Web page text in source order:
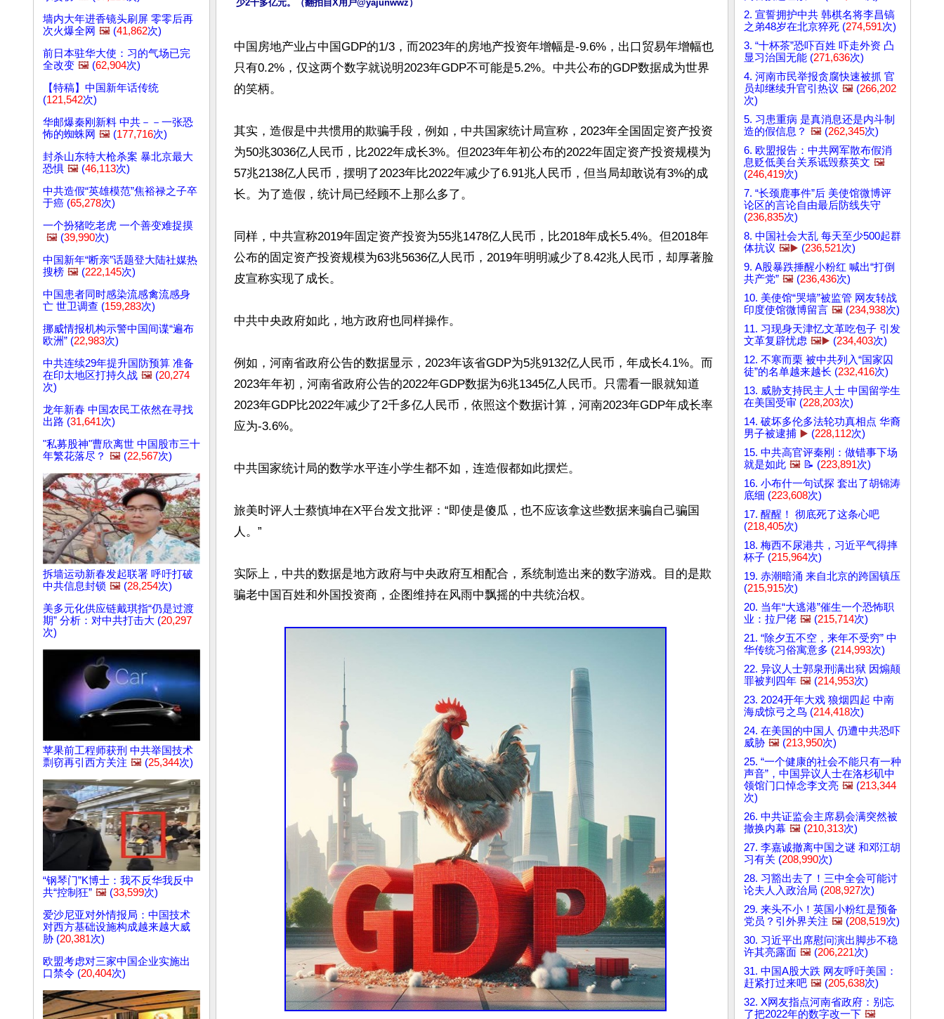
墙内大年进香镜头刷屏 零零后再
次火爆全网 🖼️ (41,862次)
前日本驻华大使：习的气场已完
全改变 🖼️ (62,904次)
【特稿】中国新年话传统
(121,542次)
华邮爆秦刚新料 中共－－一张恐
怖的蜘蛛网 🖼️ (177,716次)
封杀山东特大枪杀案 暴北京最大
恐惧 🖼️ (46,113次)
中共造假“英雄模范”焦裕禄之子卒
于癌 (65,278次)
一个扮猪吃老虎 一个善变难捉摸
🖼️ (39,990次)
中国新年“断亲”话题登大陆社媒热
搜榜 🖼️ (222,145次)
中国患者同时感染流感禽流感身
亡 世卫调查 (159,283次)
挪威情报机构示警中国间谍“遍布
欧洲” (22,983次)
中共连续29年提升国防预算 准备
在印太地区打持久战 🖼️ (20,274
次)
龙年新春 中国农民工依然在寻找
出路 (31,641次)
"私募股神"曹欣离世 中国股市三十
年繁花落尽？ 🖼️ (22,567次)
拆墙运动新春发起联署 呼吁打破
中共信息封锁 🖼️ (28,254次)
美多元化供应链戴琪指“仍是过渡
期” 分析：对中共打击大 (20,297
次)
苹果前工程师获刑 中共举国技术
剽窃再引西方关注 🖼️ (25,344次)
“钢琴门”K博士：我不反华我反中
共“控制狂” 🖼️ (33,599次)
爱沙尼亚对外情报局：中国技术
对西方基础设施构成越来越大威
胁 (20,381次)
欧盟考虑对三家中国企业实施出
口禁令 (20,404次)
少2千多亿元。（翻拍自X用户@yajunwwz）
中国房地产业占中国GDP的1/3，而2023年的房地产投资年增幅是-9.6%，出口贸易年增幅也
只有0.2%，仅这两个数字就说明2023年GDP不可能是5.2%。中共公布的GDP数据成为世界
的笑柄。
其实，造假是中共惯用的欺骗手段，例如，中共国家统计局宣称，2023年全国固定资产投资
为50兆3036亿人民币，比2022年成长3%。但2023年年初公布的2022年固定资产投资规模为
57兆2138亿人民币，摆明了2023年比2022年减少了6.91兆人民币，但当局却敢说有3%的成
长。为了造假，统计局已经顾不上那么多了。
同样，中共宣称2019年固定资产投资为55兆1478亿人民币，比2018年成长5.4%。但2018年
公布的固定资产投资规模为63兆5636亿人民币，2019年明明减少了8.42兆人民币，却厚著脸
皮宣称实现了成长。
中共中央政府如此，地方政府也同样操作。
例如，河南省政府公告的数据显示，2023年该省GDP为5兆9132亿人民币，年成长4.1%。而
2023年年初，河南省政府公告的2022年GDP数据为6兆1345亿人民币。只需看一眼就知道
2023年GDP比2022年减少了2千多亿人民币，依照这个数据计算，河南2023年GDP年成长率
应为-3.6%。
中共国家统计局的数学水平连小学生都不如，连造假都如此摆烂。
旅美时评人士蔡慎坤在X平台发文批评：“即使是傻瓜，也不应该拿这些数据来骗自己骗国
人。”
实际上，中共的数据是地方政府与中央政府互相配合，系统制造出来的数字游戏。目的是欺
骗老中国百姓和外国投资商，企图维持在风雨中飘摇的中共统治权。
2. 宣誓拥护中共 韩棋名将李昌镐
之弟48岁在北京猝死 (274,591次)
3. “十杯茶”恐吓百姓 吓走外资 凸
显习治国无能 (271,636次)
4. 河南市民举报贪腐快速被抓 官
员却继续升官引热议 🖼️ (266,202
次)
5. 习患重病 是真消息还是内斗制
造的假信息？ 🖼️ (262,345次)
6. 欧盟报告：中共网军散布假消
息贬低美台关系诋毁蔡英文 🖼️
(246,419次)
7. “长颈鹿事件”后 美使馆微博评
论区的言论自由最后防线失守
(236,835次)
8. 中国社会大乱 每天至少500起群
体抗议 🖼️▶️ (236,521次)
9. A股暴跌捶醒小粉红 喊出“打倒
共产党” 🖼️ (236,436次)
10. 美使馆“哭墙”被监管 网友转战
印度使馆微博留言 🖼️ (234,938次)
11. 习现身天津忆文革吃包子 引发
文革复辟忧虑 🖼️▶️ (234,403次)
12. 不寒而栗 被中共列入“国家囚
徒”的名单越来越长 (232,416次)
13. 威胁支持民主人士 中国留学生
在美国受审 (228,203次)
14. 破坏多伦多法轮功真相点 华裔
男子被逮捕 ▶️ (228,112次)
15. 中共高官评秦刚：做错事下场
就是如此 🖼️ 📝 (223,891次)
16. 小布什一句试探 套出了胡锦涛
底细 (223,608次)
17. 醒醒！ 彻底死了这条心吧
(218,405次)
18. 梅西不尿港共，习近平气得摔
杯子 (215,964次)
19. 赤潮暗涌 来自北京的跨国镇压
(215,915次)
20. 当年“大逃港”催生一个恐怖职
业：拉尸佬 🖼️ (215,714次)
21. “除夕五不空，来年不受穷” 中
华传统习俗寓意多 (214,993次)
22. 异议人士郭泉刑满出狱 因煽颠
罪被判四年 🖼️ (214,953次)
23. 2024开年大戏 狼烟四起 中南
海成惊弓之鸟 (214,418次)
24. 在美国的中国人 仍遭中共恐吓
威胁 🖼️ (213,950次)
25. “一个健康的社会不能只有一种
声音”，中国异议人士在洛杉矶中
领馆门口悼念李文亮 🖼️ (213,344
次)
26. 中共证监会主席易会满突然被
撤换内幕 🖼️ (210,313次)
27. 李嘉诚撤离中国之谜 和邓江胡
习有关 (208,990次)
28. 习豁出去了！三中全会可能讨
论夫人入政治局 (208,927次)
29. 来头不小！英国小粉红是预备
党员？引外界关注 🖼️ (208,519次)
30. 习近平出席慰问演出脚步不稳
许其亮露面 🖼️ (206,221次)
31. 中国A股大跌 网友呼吁美国：
赶紧打过来吧 🖼️ (205,638次)
32. X网友指点河南省政府：别忘
了把2022年的数字改一下 🖼️